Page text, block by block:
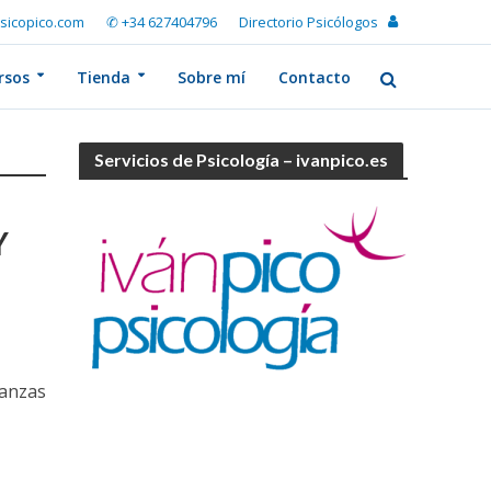
✆ +34 627404796 Directorio Psicólogos
Tienda Sobre mí Contacto
Servicios de Psicología – ivanpico.es